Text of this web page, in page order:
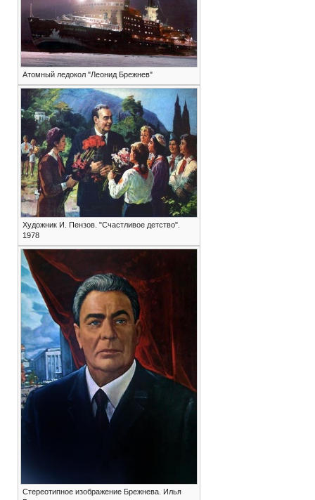
Атомный ледокол "Леонид Брежнев"
Художник И. Пензов. "Счастливое детство".
1978
Стереотипное изображение Брежнева. Илья